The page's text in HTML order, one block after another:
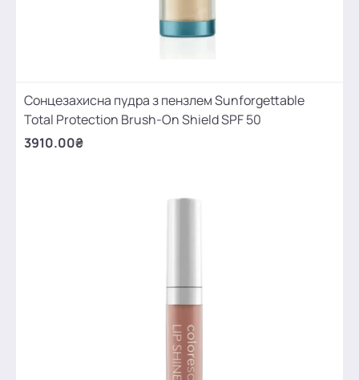
Сонцезахисна пудра з пензлем Sunforgettable
Total Protection Brush-On Shield SPF 50
3910.00₴